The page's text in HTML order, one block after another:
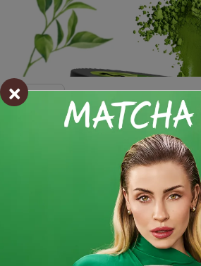
Składniki i wartości
Opinie o produkcie
BĄDŹ PIERWSZYM KTÓRY
×